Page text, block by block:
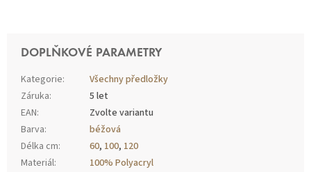
DOPLŇKOVÉ PARAMETRY
Kategorie:
Všechny předložky
Záruka:
5 let
EAN:
Zvolte variantu
Barva:
béžová
Délka cm: 60, 100, 120
Materiál:
100% Polyacryl